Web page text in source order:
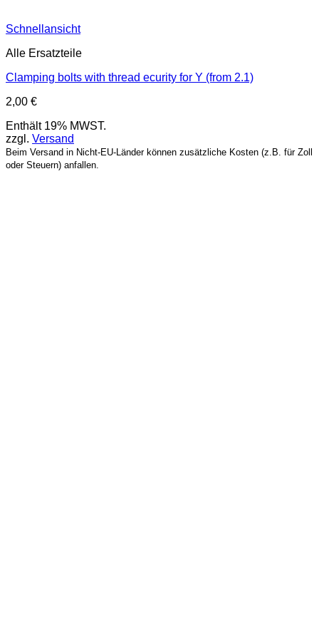
Schnellansicht
Alle Ersatzteile
Clamping bolts with thread ecurity for Y (from 2.1)
2,00 €
Enthält 19% MWST.
zzgl. Versand
Beim Versand in Nicht-EU-Länder können zusätzliche Kosten (z.B. für Zoll
oder Steuern) anfallen.